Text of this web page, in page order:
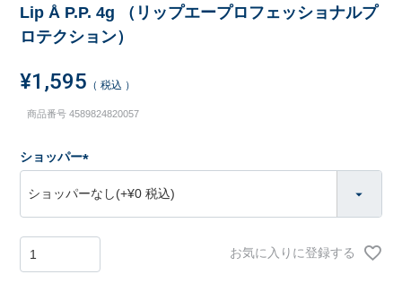
Lip Å P.P. 4g （リップエープロフェッショナルプ
ロテクション）
¥1,595 税込
商品番号 4589824820057
ショッパー
必
須
)
お気に入りに登録する